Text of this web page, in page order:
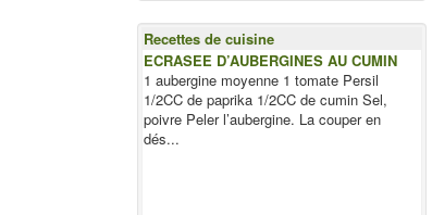
Recettes de cuisine
ECRASEE D’AUBERGINES AU CUMIN
1 aubergine moyenne 1 tomate Persil
1/2CC de paprika 1/2CC de cumin Sel,
poivre Peler l’aubergine. La couper en
dés...